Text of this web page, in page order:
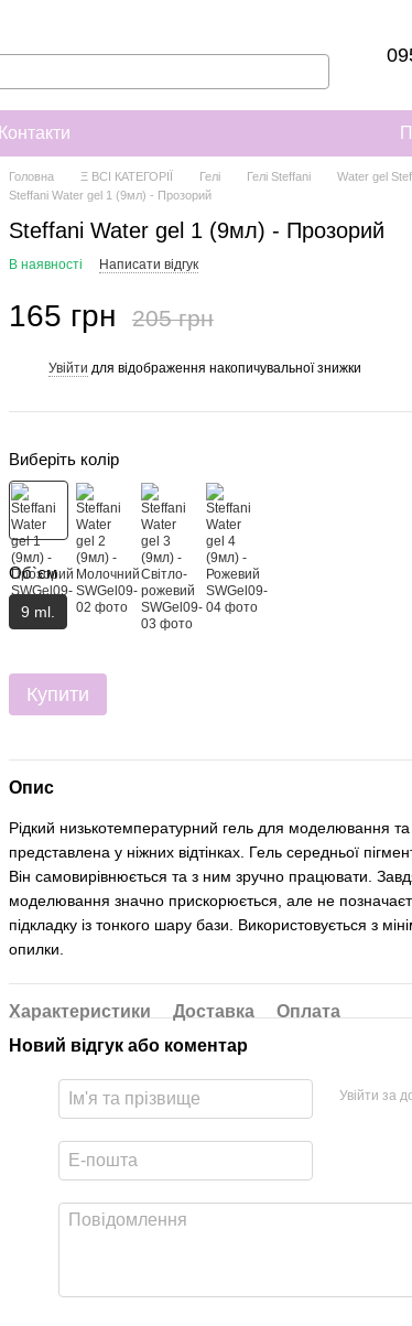
Контакти
Головна Ξ ВСІ КАТЕГОРІЇ Гелі Гелі Steffani Water gel
Steffani Water gel 1 (9мл) - Прозорий
Steffani Water gel 1 (9мл) - Прозорий
В наявності Написати відгук
165 грн 205 грн
Увійти для відображення накопичувальної знижки
Виберіть колір
Об`єм
9 ml.
Купити
Опис
Рідкий низькотемпературний гель для моделювання та
представлена у ніжних відтінках. Гель середньої
Він самовирівнюється та з ним зручно працювати.
моделювання значно прискорюється, але не
підкладку із тонкого шару бази. Використовується з
опилки.
Характеристики Доставка
Оплата
Новий відгук або коментар
Увійти за